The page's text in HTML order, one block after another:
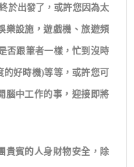
於出發了，或許您因為太
樂設施，遊戲機、旅遊頻
否跟筆者一樣，忙到沒時
的好時機)等等，或許您可
腦中工作的事，迎接即將
貴賓的人身財物安全，除